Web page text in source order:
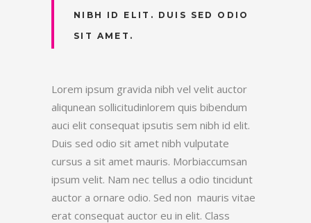
NIBH ID ELIT. DUIS SED ODIO
SIT AMET.
Lorem ipsum gravida nibh vel velit auctor
aliqunean sollicitudinlorem quis bibendum
auci elit consequat ipsutis sem nibh id elit.
Duis sed odio sit amet nibh vulputate
cursus a sit amet mauris. Morbiaccumsan
ipsum velit. Nam nec tellus a odio tincidunt
auctor a ornare odio. Sed non mauris vitae
erat consequat auctor eu in elit. Class